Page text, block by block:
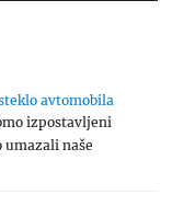
avtomobila
izpostavljeni
naše